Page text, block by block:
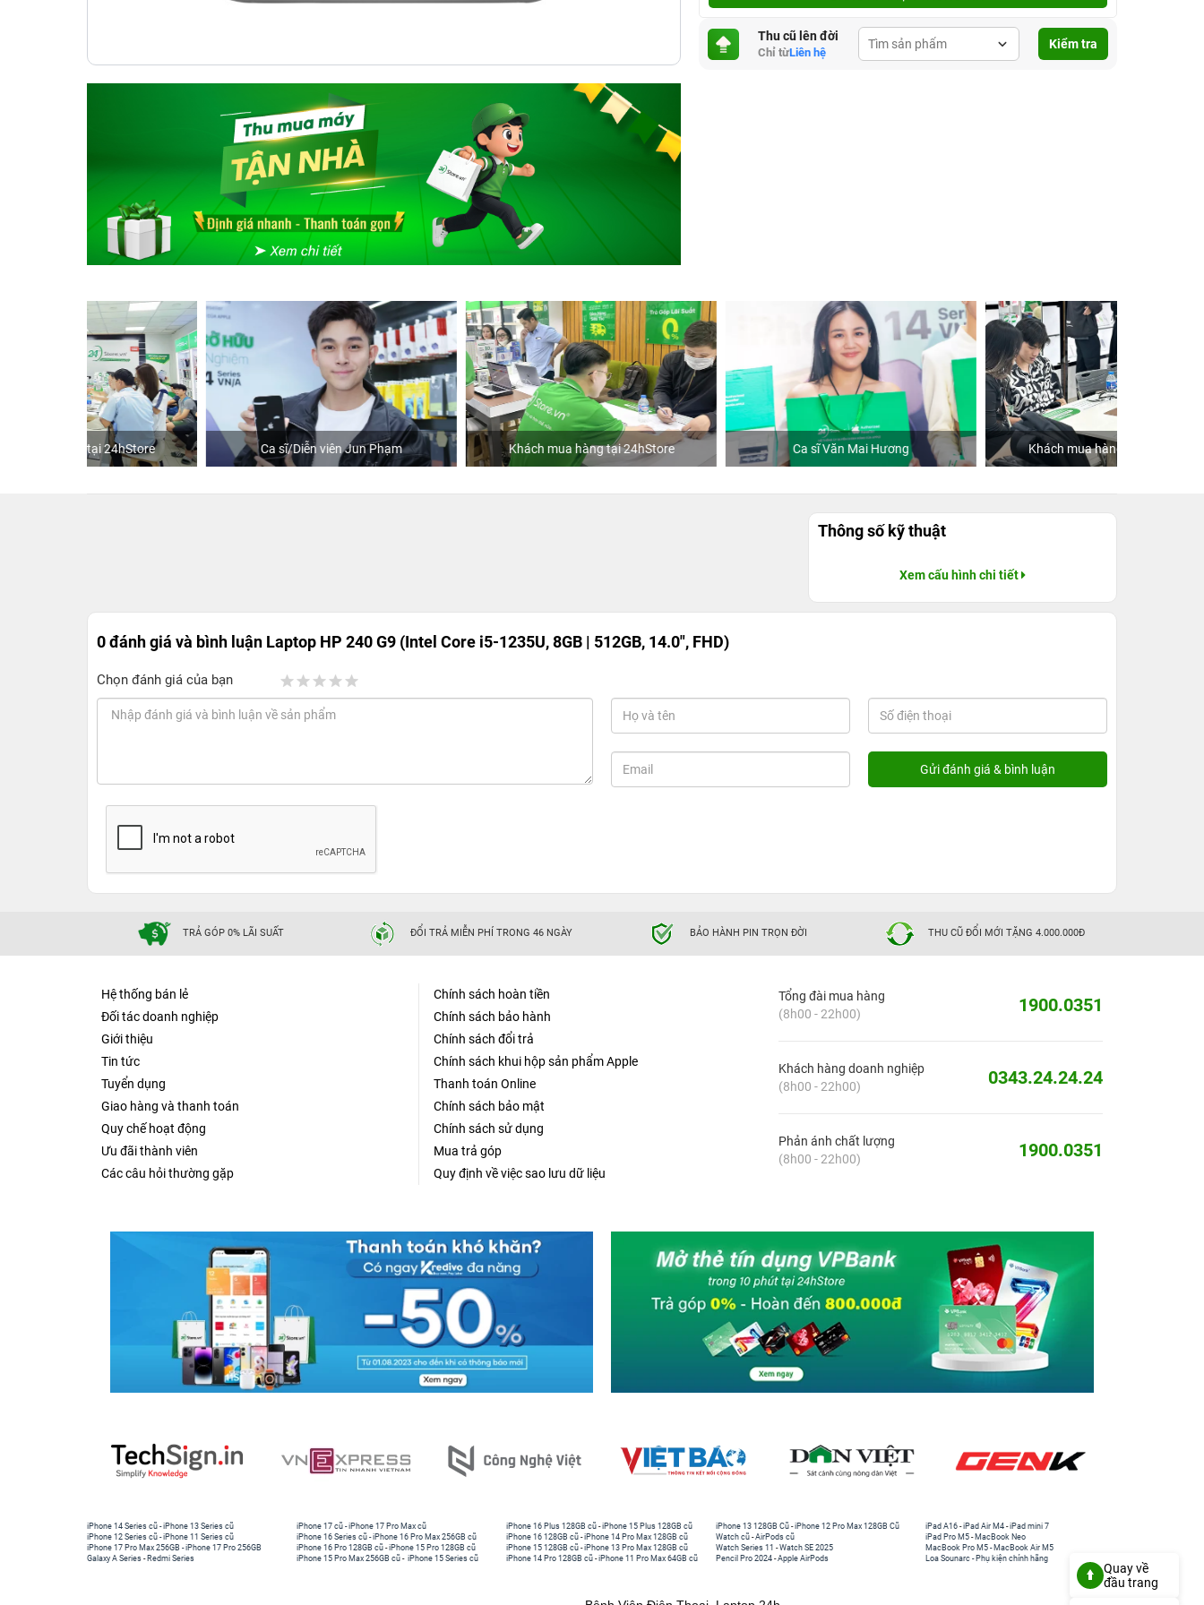
Thu cũ lên đời
Chỉ từLiên hệ
Kiểm tra
Ca sĩ/Diễn viên Jun Phạm Khách mua hàng tại 24hStore Ca sĩ Văn Mai Hương Khách mua hàng tại 24hStore
Thông số kỹ thuật
Xem cấu hình chi tiết
0 đánh giá và bình luận Laptop HP 240 G9 (Intel Core i5-1235U, 8GB | 512GB, 14.0", FHD)
Chọn đánh giá của bạn
TRẢ GÓP 0% LÃI SUẤT ĐỔI TRẢ MIỄN PHÍ TRONG 46 NGÀY BẢO HÀNH PIN TRỌN ĐỜI THU CŨ ĐỔI MỚI TẶNG 4.000.000Đ
Hệ thống bán lẻ
Đối tác doanh nghiệp
Giới thiệu
Tin tức
Tuyển dụng
Giao hàng và thanh toán
Quy chế hoạt động
Ưu đãi thành viên
Các câu hỏi thường gặp
Chính sách hoàn tiền
Chính sách bảo hành
Chính sách đổi trả
Chính sách khui hộp sản phẩm Apple
Thanh toán Online
Chính sách bảo mật
Chính sách sử dụng
Mua trả góp
Quy định về việc sao lưu dữ liệu
Tổng đài mua hàng
(8h00 - 22h00)
1900.0351
Khách hàng doanh nghiệp
(8h00 - 22h00)
0343.24.24.24
Phản ánh chất lượng
(8h00 - 22h00)
1900.0351
iPhone 14 Series cũ -iPhone 13 Series cũ
iPhone 12 Series cũ -iPhone 11 Series cũ
iPhone 17 Pro Max 256GB -iPhone 17 Pro 256GB
Galaxy A Series - Redmi Series
iPhone 17 cũ -iPhone 17 Pro Max cũ
iPhone 16 Series cũ - iPhone 16 Pro Max 256GB cũ
iPhone 16 Pro 128GB cũ -iPhone 15 Pro 128GB cũ
iPhone 15 Pro Max 256GB cũ - iPhone 15 Series cũ
iPhone 16 Plus 128GB cũ -iPhone 15 Plus 128GB cũ
iPhone 16 128GB cũ -iPhone 14 Pro Max 128GB cũ
iPhone 15 128GB cũ -iPhone 13 Pro Max 128GB cũ
iPhone 14 Pro 128GB cũ -iPhone 11 Pro Max 64GB cũ
iPhone 13 128GB Cũ -iPhone 12 Pro Max 128GB Cũ
Watch cũ -AirPods cũ
Watch Series 11 -Watch SE 2025
Pencil Pro 2024 -Apple AirPods
iPad A16 -iPad Air M4 -iPad mini 7
iPad Pro M5 - MacBook Neo
MacBook Pro M5 - MacBook Air M5
Loa Sounarc - Phụ kiện chính hãng
Quay về
đầu trang